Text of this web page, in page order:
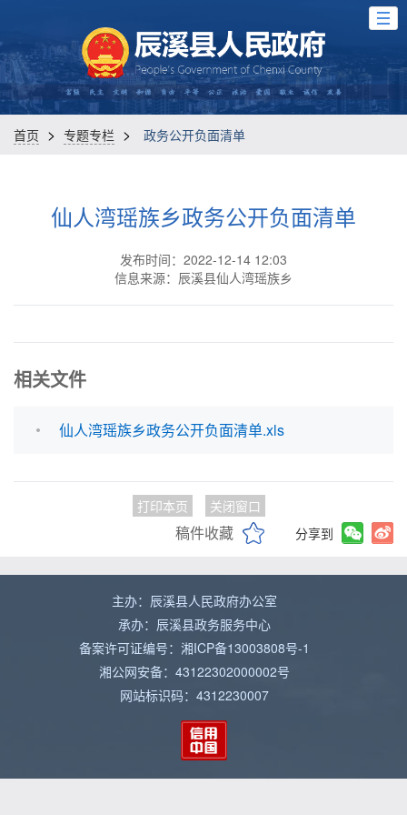
首页 > 专题专栏 > 政务公开负面清单
仙人湾瑶族乡政务公开负面清单
发布时间：2022-12-14 12:03
信息来源：辰溪县仙人湾瑶族乡
相关文件
仙人湾瑶族乡政务公开负面清单.xls
打印本页 关闭窗口
稿件收藏 分享到
主办：辰溪县人民政府办公室
承办：辰溪县政务服务中心
备案许可证编号：湘ICP备13003808号-1
湘公网安备：43122302000002号
网站标识码：4312230007